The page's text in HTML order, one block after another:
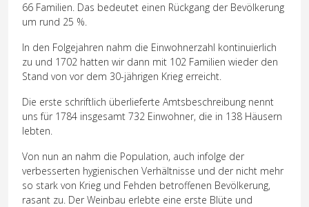
66 Familien. Das bedeutet einen Rückgang der Bevölkerung
um rund 25 %.
In den Folgejahren nahm die Einwohnerzahl kontinuierlich
zu und 1702 hatten wir dann mit 102 Familien wieder den
Stand von vor dem 30-jährigen Krieg erreicht.
Die erste schriftlich überlieferte Amtsbeschreibung nennt
uns für 1784 insgesamt 732 Einwohner, die in 138 Häusern
lebten.
Von nun an nahm die Population, auch infolge der
verbesserten hygienischen Verhältnisse und der nicht mehr
so stark von Krieg und Fehden betroffenen Bevölkerung,
rasant zu. Der Weinbau erlebte eine erste Blüte und